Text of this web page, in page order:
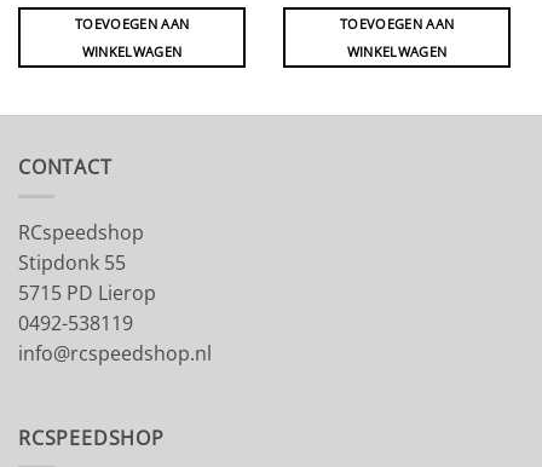
TOEVOEGEN AAN
WINKELWAGEN
TOEVOEGEN AAN
WINKELWAGEN
CONTACT
RCspeedshop
Stipdonk 55
5715 PD Lierop
0492-538119
info@rcspeedshop.nl
RCSPEEDSHOP